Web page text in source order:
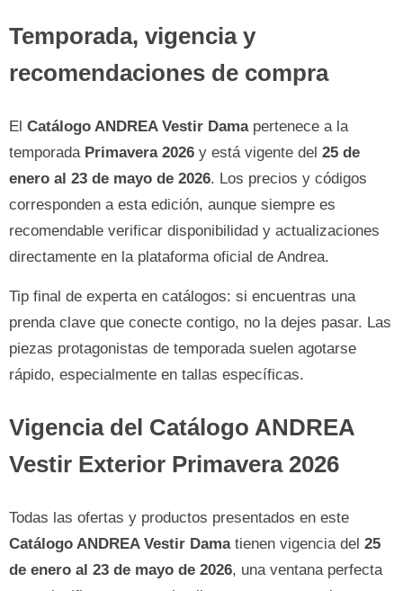
Temporada, vigencia y
recomendaciones de compra
El Catálogo ANDREA Vestir Damapertenece a la
temporada Primavera 2026 y está vigente del 25 de
enero al 23 de mayo de 2026. Los precios y códigos
corresponden a esta edición, aunque siempre es
recomendable verificar disponibilidad y actualizaciones
directamente en la plataforma oficial de Andrea.
Tip final de experta en catálogos: si encuentras una
prenda clave que conecte contigo, no la dejes pasar. Las
piezas protagonistas de temporada suelen agotarse
rápido, especialmente en tallas específicas.
Vigencia del Catálogo ANDREA
Vestir Exterior Primavera 2026
Todas las ofertas y productos presentados en este
Catálogo ANDREA Vestir Damatienen vigencia del 25
de enero al 23 de mayo de 2026, una ventana perfecta